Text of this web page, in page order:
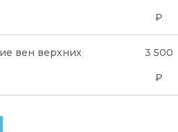
₽
вен верхних
3 500
₽